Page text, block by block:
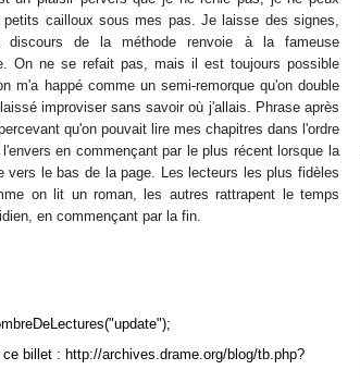
cailloux sous mes pas. Je laisse des signes,
discours de la méthode renvoie à la fameuse
On ne se refait pas, mais il est toujours possible
m'a happé comme un semi-remorque qu'on double
improviser sans savoir où j'allais. Phrase après
qu'on pouvait lire mes chapitres dans l'ordre
en commençant par le plus récent lorsque la
vers le bas de la page. Les lecteurs les plus fidèles
on lit un roman, les autres rattrapent le temps
en commençant par la fin.
billet : http://archives.drame.org/blog/tb.php?